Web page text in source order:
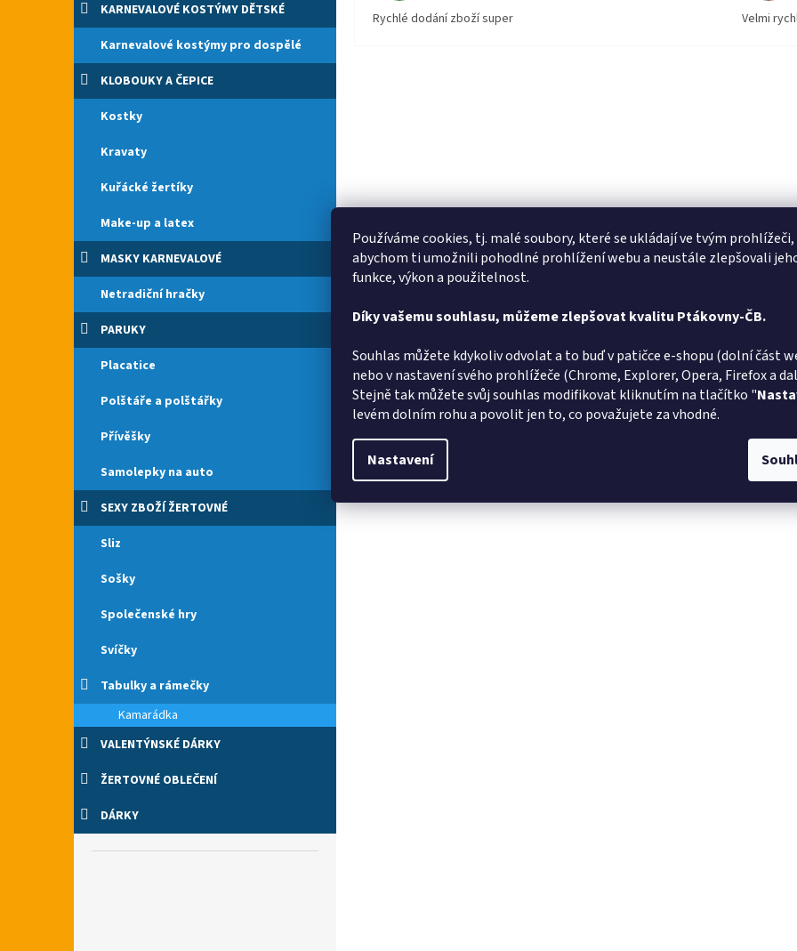
Používáme cookies, tj. malé soubory, které se ukládají ve tvým prohlížeči,
abychom ti umožnili pohodlné prohlížení webu a neustále zlepšovali
funkce, výkon a použitelnost.
Díky vašemu souhlasu, můžeme zlepšovat kvalitu Ptákovny-ČB.
Souhlas můžete kdykoliv odvolat a to buď v patičce e-shopu (dolní část
nebo v nastavení svého prohlížeče (Chrome, Explorer, Opera, Firefox a
Stejně tak můžete svůj souhlas modifikovat kliknutím na tlačítko "
levém dolním rohu a povolit jen to, co považujete za vhodné.
Nastavení
KARNEVALOVÉ KOSTÝMY DĚTSKÉ
Karnevalové kostýmy pro dospělé
KLOBOUKY A ČEPICE
Kostky
Kravaty
Kuřácké žertíky
Make-up a latex
MASKY KARNEVALOVÉ
Netradiční hračky
PARUKY
Placatice
Polštáře a polštářky
Přívěšky
Samolepky na auto
SEXY ZBOŽÍ ŽERTOVNÉ
Sliz
Sošky
Společenské hry
Svíčky
Tabulky a rámečky
Kamarádka
VALENTÝNSKÉ DÁRKY
ŽERTOVNÉ OBLEČENÍ
DÁRKY
Rychlé dodání zboží super Velmi